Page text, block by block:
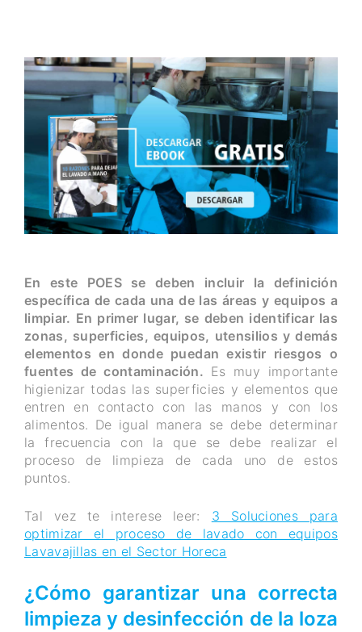
En este POES se deben incluir la definición
específica de cada una de las áreas y equipos a
limpiar. En primer lugar, se deben identificar las
zonas, superficies, equipos, utensilios y demás
elementos en donde puedan existir riesgos o
fuentes de contaminación. Es muy importante
higienizar todas las superficies y elementos que
entren en contacto con las manos y con los
alimentos. De igual manera se debe determinar
la frecuencia con la que se debe realizar el
proceso de limpieza de cada uno de estos
puntos.
Tal vez te interese leer: 3 Soluciones para
optimizar el proceso de lavado con equipos
Lavavajillas en el Sector Horeca
¿Cómo garantizar una correcta
limpieza y desinfección de la loza